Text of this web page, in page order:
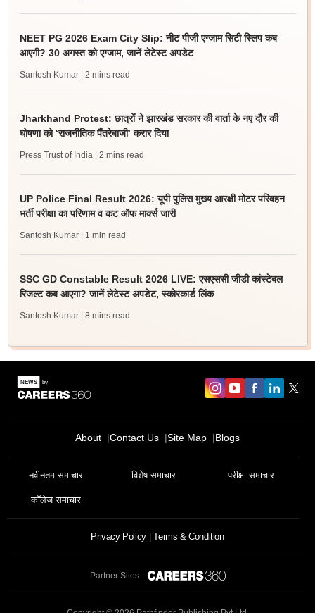
NEET PG 2026 Exam City Slip: नीट पीजी एग्जाम सिटी स्लिप कब
आएगी? 30 अगस्त को एग्जाम, जानें लेटेस्ट अपडेट
Santosh Kumar | 2 mins read
Jharkhand Protest: छात्रों ने झारखंड सरकार की वार्ता के नए दौर की
घोषणा को ‘राजनीतिक पैंतरेबाजी’ करार दिया
Press Trust of India | 2 mins read
UP Police Final Result 2026: यूपी पुलिस मुख्य आरक्षी मोटर परिवहन
भर्ती परीक्षा का परिणाम व कट ऑफ मार्क्स जारी
Santosh Kumar | 1 min read
SSC GD Constable Result 2026 LIVE: एसएससी जीडी कांस्टेबल
रिजल्ट कब आएगा? जानें लेटेस्ट अपडेट, स्कोरकार्ड लिंक
Santosh Kumar | 8 mins read
About Contact Us Site Map Blogs
नवीनतम समाचार विशेष समाचार परीक्षा समाचार
कॉलेज समाचार
Privacy Policy Terms & Condition
Partner Sites: